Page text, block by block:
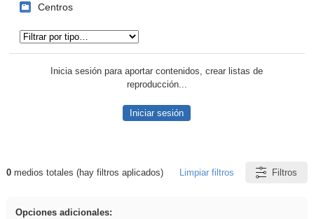
Centros
Inicia sesión para aportar contenidos, crear listas de
reproducción...
Iniciar sesión
Resultados de: vidriera
0medios totales (hay filtros aplicados) Limpiar filtros Filtros
Opciones adicionales: